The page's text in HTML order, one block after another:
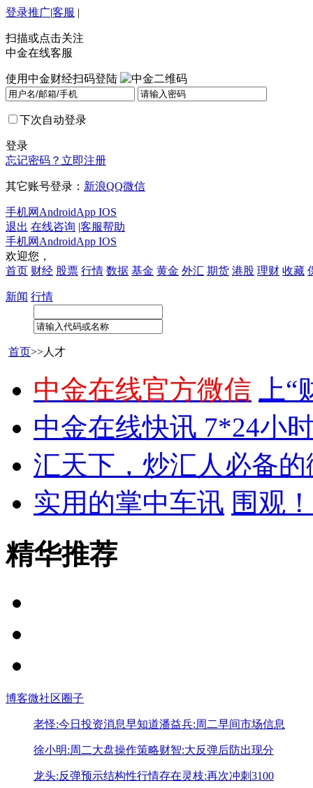
登录推广|客服 |
扫描或点击关注
中金在线客服
使用中金财经扫码登陆
下次自动登录
登录
忘记密码？ 立即注册
其它账号登录： 新浪QQ微信
手机网 AndroidApp IOS
退出 在线咨询 |客服帮助
手机网 AndroidApp IOS
欢迎您，
首页 财经 股票 行情 数据 基金 黄金 外汇 期货 港股 理财 收藏
新闻 行情
首页>>人才
中金在线官方微信
上
中金在线快讯 7*24小
汇天下，炒汇人必备
实用的掌中车讯 围观
精华推荐
博客微社区圈子
老怪:今日投资消息早知道潘益兵:周二早间市场信息
徐小明:周二大盘操作策略财智:大反弹后防出现分
龙头:反弹预示结构性行情存在灵枝:再次冲刺3100